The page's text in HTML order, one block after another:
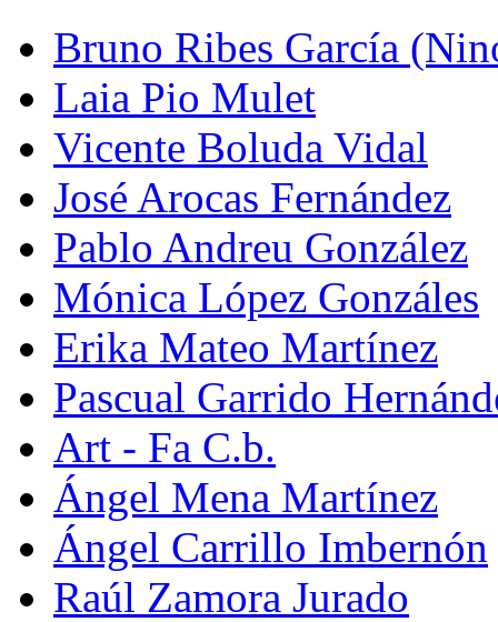
Bruno Ribes García
Laia Pio Mulet
Vicente Boluda Vidal
José Arocas Fernández
Pablo Andreu González
Mónica López Gonzáles
Erika Mateo Martínez
Pascual Garrido
Art - Fa C.b.
Ángel Mena Martínez
Ángel Carrillo Imbernón
Raúl Zamora Jurado